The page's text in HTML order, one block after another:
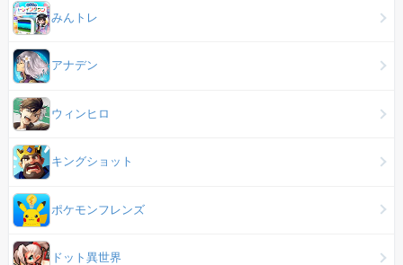
みんトレ
アナデン
ウィンヒロ
キングショット
ポケモンフレンズ
ドット異世界